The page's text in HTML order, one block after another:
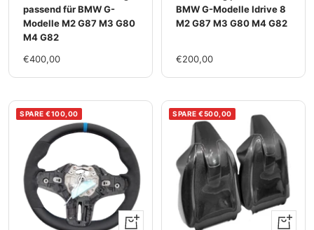
passend für BMW G-
Modelle M2 G87 M3 G80
M4 G82
Im
€400,00
BMW G-Modelle Idrive 8
M2 G87 M3 G80 M4 G82
Im
€200,00
SPARE €100,00
Ansehen
SPARE €500,00
Ansehen